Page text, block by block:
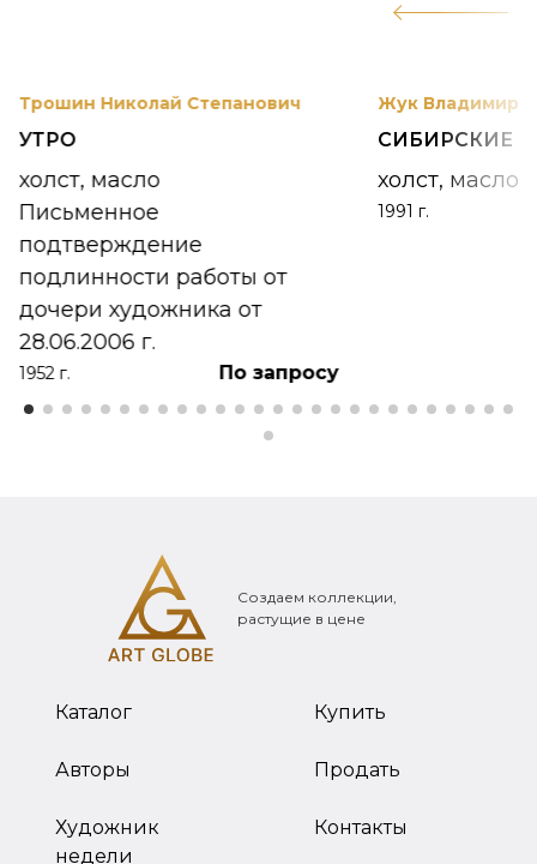
Трошин Николай Степанович
УТРО
холст, масло
Письменное
подтверждение
подлинности работы от
дочери художника от
28.06.2006 г.
1952 г. По запросу
Жук Владимир
СИБИРСКИЕ
холст, масло
1991 г.
Создаем коллекции,
растущие в цене
Каталог
Авторы
Художник
недели
Купить
Продать
Контакты